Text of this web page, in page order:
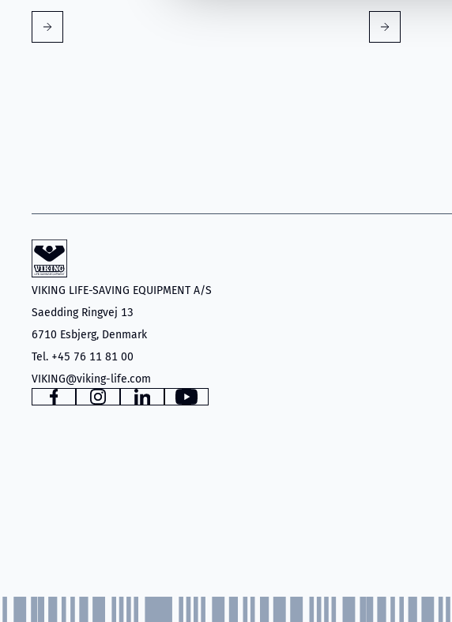
VIKING LIFE-SAVING EQUIPMENT A/S
Saedding Ringvej 13
6710 Esbjerg, Denmark
Tel. +45 76 11 81 00
VIKING@viking-life.com
www.facebook.com
www.instagram.com
www.linkedin.com
YouTube